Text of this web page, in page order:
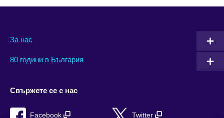
За нас
80 години в България
Свържете се с нас
Facebook Twitter